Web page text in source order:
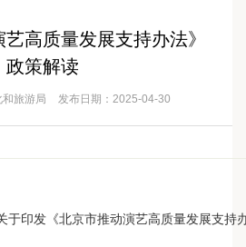
艺高质量发展支持办法》
政策解读
旅游局 发布日期：2025-04-30
于印发《北京市推动演艺高质量发展支持